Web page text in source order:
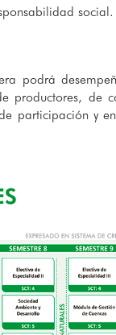
social.
podrá
productores, de
participación y